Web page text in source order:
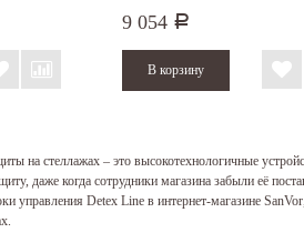
9 054 Р
на стеллажах – это высокотехнологичные
даже когда сотрудники магазина забыли её
управления Detex Line в интернет-магазине